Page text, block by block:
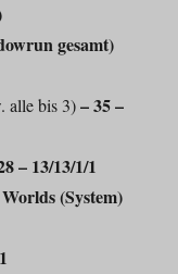
gesamt)
alle bis 3)– 35 –
– 13/13/1/1
(System)